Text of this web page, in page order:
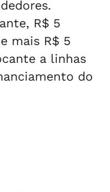
R$ 5
mais R$ 5
a linhas
do